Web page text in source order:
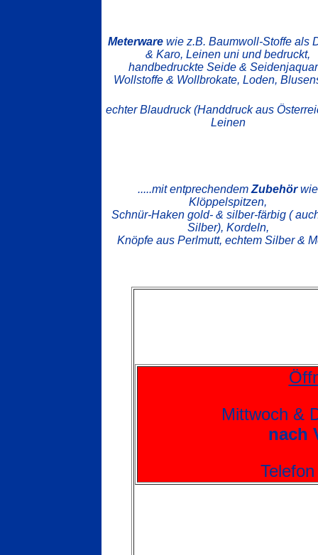
Meterwarewie z.B. Baumwoll-Stoffe als
& Karo, Leinen uni und bedruckt,
handbedruckte Seide &
Wollstoffe & Wollbrokate, Loden,
echter Blaudruck (Handdruck aus
Leinen
.....mit entprechendem Zubehörwie
Klöppelspitzen,
Schnür-Haken gold- & silber-färbig (
Silber), Kordeln,
Knöpfe aus Perlmutt, echtem Silber &
Mittwoch &
nach